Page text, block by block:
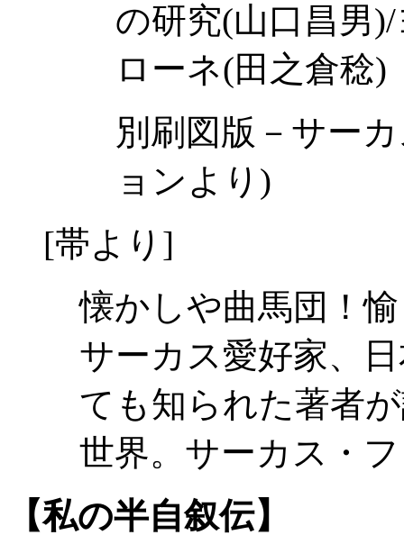
の研究(山口昌男
ローネ(田之倉稔)
別刷図版－サー
ョンより)
[帯より]
懐かしや曲馬団！
サーカス愛好家、
ても知られた著者
世界。サーカス・
【私の半自叙伝】